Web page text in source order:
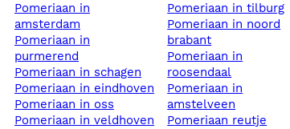
pomeriaan in
amsterdam
pomeriaan in
purmerend
pomeriaan in schagen
pomeriaan in eindhoven
pomeriaan in oss
pomeriaan in veldhoven
pomeriaan in tilburg
pomeriaan in noord
brabant
pomeriaan in
roosendaal
pomeriaan in
amstelveen
pomeriaan reutje